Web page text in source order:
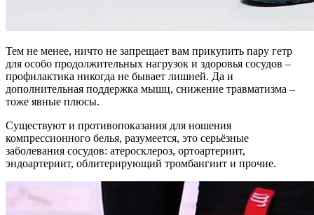
Тем не менее, ничто не запрещает вам прикупить пару гетр
для особо продолжительных нагрузок и здоровья сосудов –
профилактика никогда не бывает лишней. Да и
дополнительная поддержка мышц, снижение травматизма –
тоже явные плюсы.
Существуют и противопоказания для ношения
компрессионного белья, разумеется, это серьёзные
заболевания сосудов: атеросклероз, ортоартериит,
эндоартериит, облитерирующий тромбангиит и прочие.